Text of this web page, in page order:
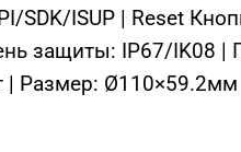
ISUP | Reset
защиты: IP67/IK08 |
| Размер: Ø110×59.2мм